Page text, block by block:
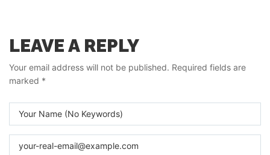
LEAVE A REPLY
Your email address will not be published. Required fields are
marked *